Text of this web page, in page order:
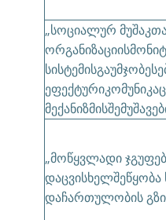
„სოციალურ
„მოწყვლადი
დაცვისხელშეწყობა
დაჩართულობის